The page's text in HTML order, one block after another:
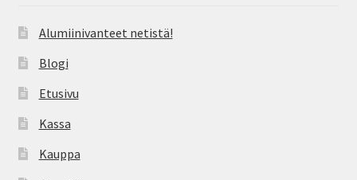
Alumiinivanteet netistä!
Blogi
Etusivu
Kassa
Kauppa